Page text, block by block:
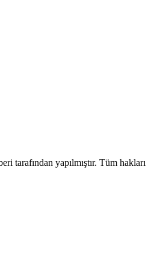
tarafından yapılmıştır. Tüm hakları